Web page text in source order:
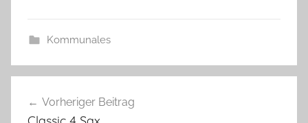
Kommunales
Vorheriger Beitrag